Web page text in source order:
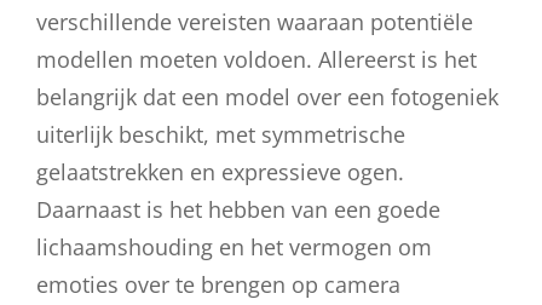
verschillende vereisten waaraan potentiële
modellen moeten voldoen. Allereerst is het
belangrijk dat een model over een fotogeniek
uiterlijk beschikt, met symmetrische
gelaatstrekken en expressieve ogen.
Daarnaast is het hebben van een goede
lichaamshouding en het vermogen om
emoties over te brengen op camera